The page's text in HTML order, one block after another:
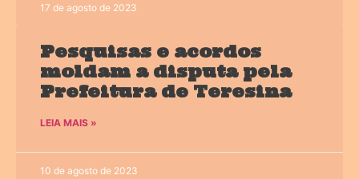
17 de agosto de 2023
Pesquisas e acordos
moldam a disputa pela
Prefeitura de Teresina
LEIA MAIS »
10 de agosto de 2023